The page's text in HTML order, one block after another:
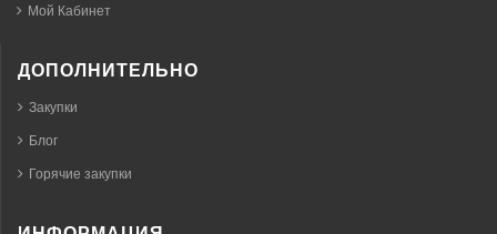
Мой Кабинет
ДОПОЛНИТЕЛЬНО
Закупки
Блог
Горячие закупки